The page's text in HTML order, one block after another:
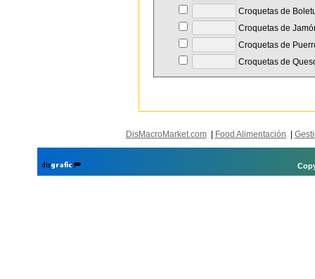
Croquetas de
Croquetas de
Croquetas de
Croquetas de
DisMacroMarket.com| Food Alimentación